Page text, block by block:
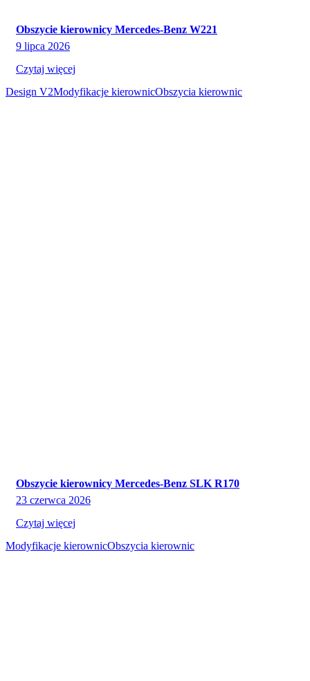
Obszycie kierownicy Mercedes-Benz W221
9 lipca 2026
Czytaj więcej
Design V2Modyfikacje kierownicObszycia kierownic
Obszycie kierownicy Mercedes-Benz SLK R170
23 czerwca 2026
Czytaj więcej
Modyfikacje kierownicObszycia kierownic